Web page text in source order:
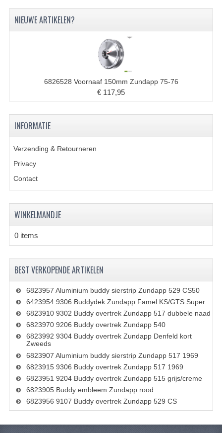
SPROEIERSET BING 26MM
SPROEIERSET BING KLEIN 44-021
SPROEIERSET BING KLEIN NT 44-031
SPROEIERSET BING ZESKANT 44-051
SPROEIERSET MIKUNI ZESKANT
CARTERDELEN
KETTINGEN
KRUKASSEN
LAGERS EN KEERRINGEN
KEERRINGSETS
LAGERS EN LAGERSETS
ONTSTEKINGSDELEN
BOUGIE EN BOUGIEDOP
ELECTRONISCHE ONTSTEKING
PUNTEN ONTSTEKING
NIEUWE ARTIKELEN?
6826528 Voornaaf 150mm Zundapp 75-76
€ 117,95
INFORMATIE
Verzending & Retourneren
Privacy
Contact
WINKELMANDJE
0 items
BEST VERKOPENDE ARTIKELEN
6823957 Aluminium buddy sierstrip Zundapp 529 CS50
6423954 9306 Buddydek Zundapp Famel KS/GTS Super
6823910 9302 Buddy overtrek Zundapp 517 dubbele naad
6823970 9206 Buddy overtrek Zundapp 540
6823992 9304 Buddy overtrek Zundapp Denfeld kort
Zweeds
6823907 Aluminium buddy sierstrip Zundapp 517 1969
6823915 9306 Buddy overtrek Zundapp 517 1969
6823951 9204 Buddy overtrek Zundapp 515 grijs/creme
6823905 Buddy embleem Zundapp rood
6823956 9107 Buddy overtrek Zundapp 529 CS